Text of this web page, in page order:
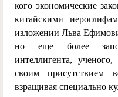
кого экономические
китайскими
изложении Льва
но еще более
интеллигента,
своим присутствием
взращивая специально